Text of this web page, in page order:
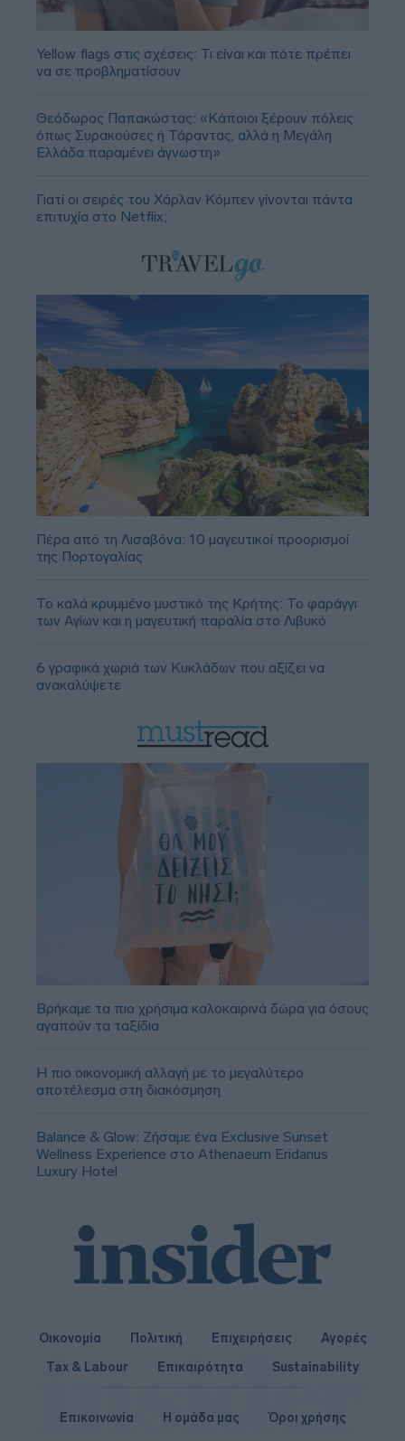
Yellow flags στις σχέσεις: Τι είναι και πότε πρέπει
να σε προβληματίσουν
Θεόδωρος Παπακώστας: «Κάποιοι ξέρουν πόλεις
όπως Συρακούσες ή Τάραντας, αλλά η Μεγάλη
Ελλάδα παραμένει άγνωστη»
Γιατί οι σειρές του Χάρλαν Κόμπεν γίνονται πάντα
επιτυχία στο Netflix;
Πέρα από τη Λισαβόνα: 10 μαγευτικοί προορισμοί
της Πορτογαλίας
Το καλά κρυμμένο μυστικό της Κρήτης: Το φαράγγι
των Αγίων και η μαγευτική παραλία στο Λιβυκό
6 γραφικά χωριά των Κυκλάδων που αξίζει να
ανακαλύψετε
Βρήκαμε τα πιο χρήσιμα καλοκαιρινά δώρα για όσους
αγαπούν τα ταξίδια
Η πιο οικονομική αλλαγή με το μεγαλύτερο
αποτέλεσμα στη διακόσμηση
Balance & Glow: Ζήσαμε ένα Exclusive Sunset
Wellness Experience στο Athenaeum Eridanus
Luxury Hotel
Οικονομία Πολιτική Επιχειρήσεις
Αγορές
Tax & Labour
Επικαιρότητα Sustainability
Επικοινωνία Η ομάδα μας
Όροι χρήσης